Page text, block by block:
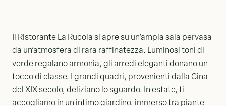
Il Ristorante La Rucola si apre su un’ampia sala pervasa
da un’atmosfera di rara raffinatezza. Luminosi toni di
verde regalano armonia, gli arredi eleganti donano un
tocco di classe. I grandi quadri, provenienti dalla Cina
del XIX secolo, deliziano lo sguardo. In estate, ti
accogliamo in un intimo giardino, immerso tra piante